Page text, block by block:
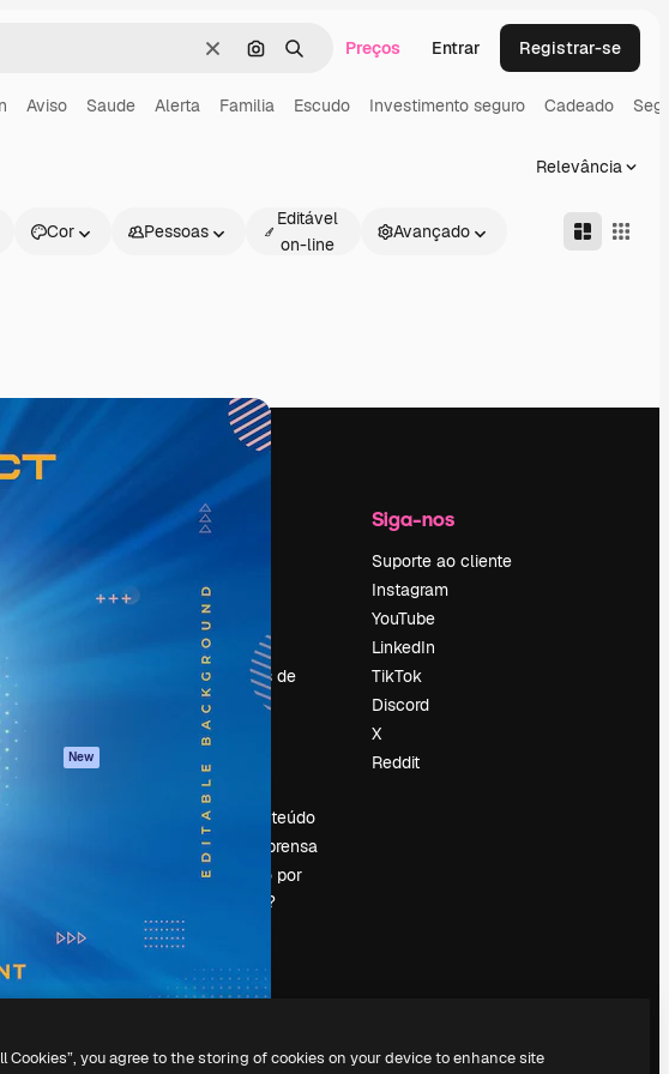
LimparPesquisar por imagem
BuscarPreços Entrar Registrar-se
Aviso Saude Alerta Familia Escudo Investimento seguro Cadeado
Relevância
Cor Pessoas
Editável
on-line
Avançado
Documentação
e
de
New
de cookies
de
Empresa
Sobre nós
Reviews
Emprego
Tendências de
pesquisa
Blog
Eventos
Slidesgo
Vender conteúdo
Sala de imprensa
Procurando por
magnific.ai?
Siga-nos
Suporte ao cliente
Instagram
YouTube
LinkedIn
TikTok
Discord
X
Reddit
Cookies”, you agree to the storing of cookies on your device to enhance site